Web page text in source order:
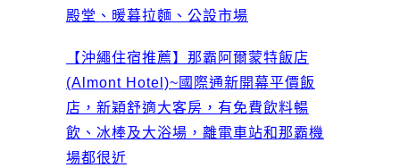
殿堂、暖暮拉麵、公設市場
【沖繩住宿推薦】那霸阿爾蒙特飯店
(Almont Hotel)~國際通新開幕平價飯
店，新穎舒適大客房，有免費飲料暢
飲、冰棒及大浴場，離電車站和那霸機
場都很近